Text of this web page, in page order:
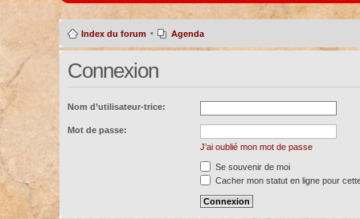
Index du forum • Agenda
Connexion
Nom d’utilisateur-trice:
Mot de passe:
J’ai oublié mon mot de passe
Se souvenir de moi
Cacher mon statut en ligne pour